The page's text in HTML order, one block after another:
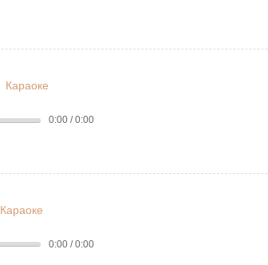
Караоке
0:00 / 0:00
Караоке
0:00 / 0:00